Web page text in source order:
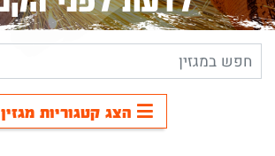
משווקים
שירות ואחריות
הצג קטגוריות מגזין